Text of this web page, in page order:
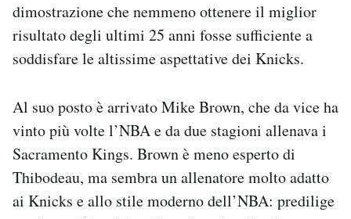
dimostrazione che nemmeno ottenere il miglior
risultato degli ultimi 25 anni fosse sufficiente a
soddisfare le altissime aspettative dei Knicks.
Al suo posto è arrivato Mike Brown, che da vice ha
vinto più volte l’NBA e da due stagioni allenava i
Sacramento Kings. Brown è meno esperto di
Thibodeau, ma sembra un allenatore molto adatto
ai Knicks e allo stile moderno dell’NBA: predilige